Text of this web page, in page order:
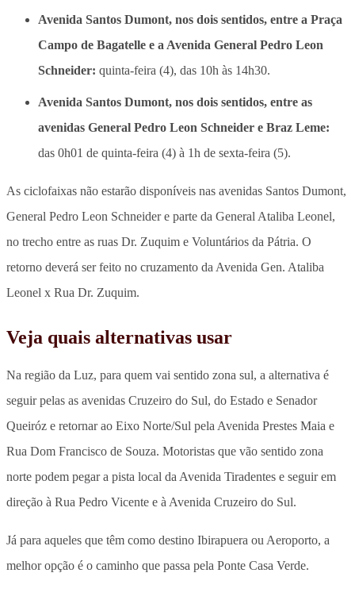
Avenida Santos Dumont, nos dois sentidos, entre a Praça
Campo de Bagatelle e a Avenida General Pedro Leon
Schneider: quinta-feira (4), das 10h às 14h30.
Avenida Santos Dumont, nos dois sentidos, entre as
avenidas General Pedro Leon Schneider e Braz Leme:
das 0h01 de quinta-feira (4) à 1h de sexta-feira (5).
As ciclofaixas não estarão disponíveis nas avenidas Santos Dumont,
General Pedro Leon Schneider e parte da General Ataliba Leonel,
no trecho entre as ruas Dr. Zuquim e Voluntários da Pátria. O
retorno deverá ser feito no cruzamento da Avenida Gen. Ataliba
Leonel x Rua Dr. Zuquim.
Veja quais alternativas usar
Na região da Luz, para quem vai sentido zona sul, a alternativa é
seguir pelas as avenidas Cruzeiro do Sul, do Estado e Senador
Queiróz e retornar ao Eixo Norte/Sul pela Avenida Prestes Maia e
Rua Dom Francisco de Souza. Motoristas que vão sentido zona
norte podem pegar a pista local da Avenida Tiradentes e seguir em
direção à Rua Pedro Vicente e à Avenida Cruzeiro do Sul.
Já para aqueles que têm como destino Ibirapuera ou Aeroporto, a
melhor opção é o caminho que passa pela Ponte Casa Verde.